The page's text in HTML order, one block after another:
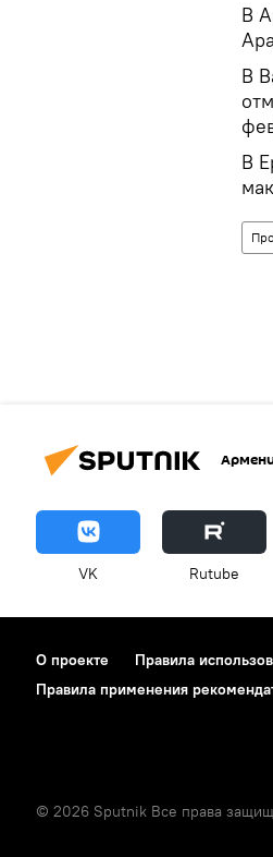
В
В
В
VK Rutube
О проекте Правила
Правила применения
© 2026 Sputnik Все права